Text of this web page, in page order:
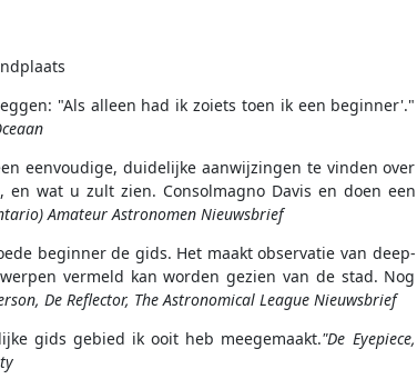
"Als alleen had ik zoiets toen ik een beginner'."
eenvoudige, duidelijke aanwijzingen te vinden over
wat u zult zien. Consolmagno Davis en doen een
Amateur Astronomen Nieuwsbrief
beginner de gids. Het maakt observatie van deep-
vermeld kan worden gezien van de stad. Nog
De Reflector, The Astronomical League Nieuwsbrief
gids gebied ik ooit heb meegemaakt."De Eyepiece,